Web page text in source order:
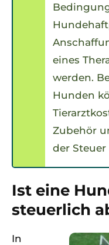
eines
werden.
Hunden
Zubehör
der
Ist eine
steuerlich
In